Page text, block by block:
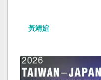
黃靖媗